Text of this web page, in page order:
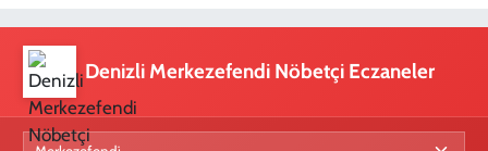
Denizli Merkezefendi Nöbetçi Eczaneler